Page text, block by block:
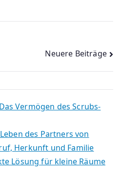
Neuere Beiträge
Vermögen des Scrubs-
des Partners von
Herkunft und Familie
Lösung für kleine Räume